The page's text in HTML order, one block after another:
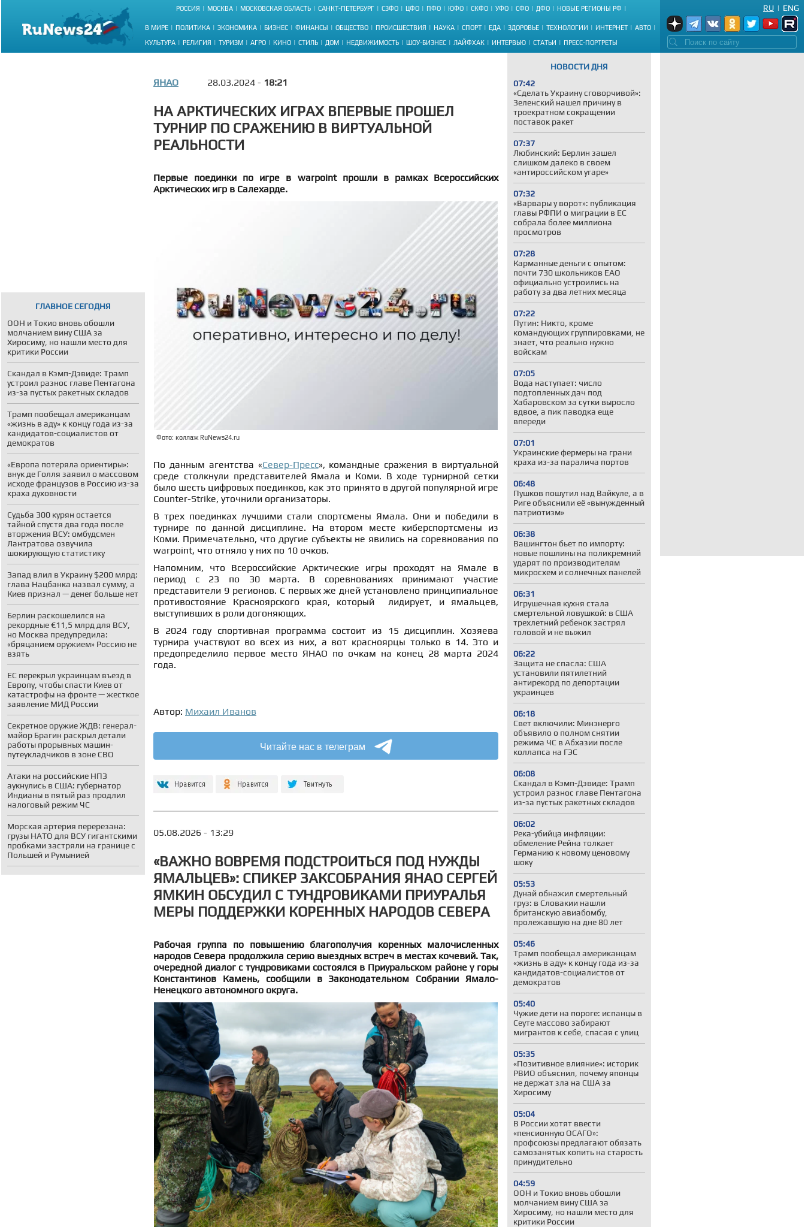
РОССИЯ МОСКВА МОСКОВСКАЯ ОБЛАСТЬ САНКТ-ПЕТЕРБУРГ СЗФО ЦФО ПФО ЮФО СКФО УФО СФО ДФО НОВЫЕ РЕГИОНЫ РФ
В МИРЕ ПОЛИТИКА ЭКОНОМИКА БИЗНЕС ФИНАНСЫ ОБЩЕСТВО ПРОИСШЕСТВИЯ НАУКА СПОРТ ЕДА ЗДОРОВЬЕ ТЕХНОЛОГИИ ИНТЕРНЕТ АВТО
КУЛЬТУРА РЕЛИГИЯ ТУРИЗМ АГРО КИНО СТИЛЬ ДОМ НЕДВИЖИМОСТЬ ШОУ-БИЗНЕС ЛАЙФХАК ИНТЕРВЬЮ СТАТЬИ ПРЕСС-ПОРТРЕТЫ
ENG
|
RU
ГЛАВНОЕ СЕГОДНЯ
ООН и Токио вновь обошли
молчанием вину США за
Хиросиму, но нашли место для
критики России
Скандал в Кэмп-Дэвиде: Трамп
устроил разнос главе Пентагона
из-за пустых ракетных складов
Трамп пообещал американцам
«жизнь в аду» к концу года из-за
кандидатов-социалистов от
демократов
«Европа потеряла ориентиры»:
внук де Голля заявил о массовом
исходе французов в Россию из-за
краха духовности
Судьба 300 курян остается
тайной спустя два года после
вторжения ВСУ: омбудсмен
Лантратова озвучила
шокирующую статистику
Запад влил в Украину $200 млрд:
глава Нацбанка назвал сумму, а
Киев признал — денег больше нет
Берлин раскошелился на
рекордные €11,5 млрд для ВСУ,
но Москва предупредила:
«бряцанием оружием» Россию не
взять
ЕС перекрыл украинцам въезд в
Европу, чтобы спасти Киев от
катастрофы на фронте — жесткое
заявление МИД России
Секретное оружие ЖДВ: генерал-
майор Брагин раскрыл детали
работы прорывных машин-
путеукладчиков в зоне СВО
Атаки на российские НПЗ
аукнулись в США: губернатор
Индианы в пятый раз продлил
налоговый режим ЧС
Морская артерия перерезана:
грузы НАТО для ВСУ гигантскими
пробками застряли на границе с
Польшей и Румынией
НОВОСТИ ДНЯ
07:42
«Сделать Украину сговорчивой»:
Зеленский нашел причину в
троекратном сокращении
поставок ракет
07:37
Любинский: Берлин зашел
слишком далеко в своем
«антироссийском угаре»
07:32
«Варвары у ворот»: публикация
главы РФПИ о миграции в ЕС
собрала более миллиона
просмотров
07:28
Карманные деньги с опытом:
почти 730 школьников ЕАО
официально устроились на
работу за два летних месяца
07:22
Путин: Никто, кроме
командующих группировками, не
знает, что реально нужно
войскам
07:05
Вода наступает: число
подтопленных дач под
Хабаровском за сутки выросло
вдвое, а пик паводка еще
впереди
07:01
Украинские фермеры на грани
краха из-за паралича портов
06:48
Пушков пошутил над Вайкуле, а в
Риге объяснили её «вынужденный
патриотизм»
06:38
Вашингтон бьет по импорту:
новые пошлины на поликремний
ударят по производителям
микросхем и солнечных панелей
06:31
Игрушечная кухня стала
смертельной ловушкой: в США
трехлетний ребенок застрял
головой и не выжил
06:22
Защита не спасла: США
установили пятилетний
антирекорд по депортации
украинцев
06:18
Свет включили: Минэнерго
объявило о полном снятии
режима ЧС в Абхазии после
коллапса на ГЭС
06:08
Скандал в Кэмп-Дэвиде: Трамп
устроил разнос главе Пентагона
из-за пустых ракетных складов
06:02
Река-убийца инфляции:
обмеление Рейна толкает
Германию к новому ценовому
шоку
05:53
Дунай обнажил смертельный
груз: в Словакии нашли
британскую авиабомбу,
пролежавшую на дне 80 лет
05:46
Трамп пообещал американцам
«жизнь в аду» к концу года из-за
кандидатов-социалистов от
демократов
05:40
Чужие дети на пороге: испанцы в
Сеуте массово забирают
мигрантов к себе, спасая с улиц
05:35
«Позитивное влияние»: историк
РВИО объяснил, почему японцы
не держат зла на США за
Хиросиму
05:04
В России хотят ввести
«пенсионную ОСАГО»:
профсоюзы предлагают обязать
самозанятых копить на старость
принудительно
04:59
ООН и Токио вновь обошли
молчанием вину США за
Хиросиму, но нашли место для
критики России
ЯНАО 28.03.2024 - 18:21
НА АРКТИЧЕСКИХ ИГРАХ ВПЕРВЫЕ ПРОШЕЛ
ТУРНИР ПО СРАЖЕНИЮ В ВИРТУАЛЬНОЙ
РЕАЛЬНОСТИ
Первые поединки по игре в warpoint прошли в рамках Всероссийских
Арктических игр в Салехарде.
Фото: коллаж RuNews24.ru
По данным агентства «Север-Пресс», командные сражения в виртуальной
среде столкнули представителей Ямала и Коми. В ходе турнирной сетки
было шесть цифровых поединков, как это принято в другой популярной игре
Counter-Strike, уточнили организаторы.
В трех поединках лучшими стали спортсмены Ямала. Они и победили в
турнире по данной дисциплине. На втором месте киберспортсмены из
Коми. Примечательно, что другие субъекты не явились на соревнования по
warpoint, что отняло у них по 10 очков.
Напомним, что Всероссийские Арктические игры проходят на Ямале в
период с 23 по 30 марта. В соревнованиях принимают участие
представители 9 регионов. С первых же дней установлено принципиальное
противостояние Красноярского края, который лидирует, и ямальцев,
выступивших в роли догоняющих.
В 2024 году спортивная программа состоит из 15 дисциплин. Хозяева
турнира участвуют во всех из них, а вот красноярцы только в 14. Это и
предопределило первое место ЯНАО по очкам на конец 28 марта 2024
года.
Автор: Михаил Иванов
Читайте нас в телеграм
05.08.2026 - 13:29
«ВАЖНО ВОВРЕМЯ ПОДСТРОИТЬСЯ ПОД НУЖДЫ
ЯМАЛЬЦЕВ»: СПИКЕР ЗАКСОБРАНИЯ ЯНАО СЕРГЕЙ
ЯМКИН ОБСУДИЛ С ТУНДРОВИКАМИ ПРИУРАЛЬЯ
МЕРЫ ПОДДЕРЖКИ КОРЕННЫХ НАРОДОВ СЕВЕРА
Рабочая группа по повышению благополучия коренных малочисленных
народов Севера продолжила серию выездных встреч в местах кочевий. Так,
очередной диалог с тундровиками состоялся в Приуральском районе у горы
Константинов Камень, сообщили в Законодательном Собрании Ямало-
Ненецкого автономного округа.